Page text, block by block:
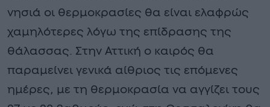
νησιά οι θερμοκρασίες θα είναι ελαφρώς
χαμηλότερες λόγω της επίδρασης της
θάλασσας. Στην Αττική ο καιρός θα
παραμείνει γενικά αίθριος τις επόμενες
ημέρες, με τη θερμοκρασία να αγγίζει τους